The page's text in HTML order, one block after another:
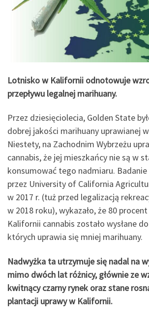
Lotnisko w Kalifornii odnotowuje
przepływu legalnej marihuany.
Przez dziesięciolecia, Golden State
dobrej jakości marihuany uprawianej
Niestety, na Zachodnim Wybrzeżu
cannabis, że jej mieszkańcy nie są w
konsumować tego nadmiaru.
przez University of California
w 2017 r. (tuż przed legalizacją
w 2018 roku), wykazało, że 80
Kalifornii cannabis zostało wysłane
których uprawia się mniej marihuany.
Nadwyżka ta utrzymuje się nadal na
mimo dwóch lat różnicy, głównie ze
kwitnący czarny rynek oraz stane
plantacji uprawy w Kalifornii.